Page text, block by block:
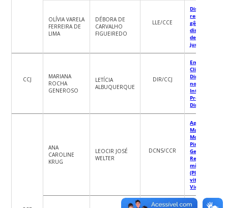
OLÍVIA VARELA
FERREIRA DE
LIMA
DÉBORA DE
CARVALHO
FIGUEIREDO
LLE/CCE
Discurso
gênero II:
discursiva
de decisões
judiciais do
CCJ
MARIANA
ROCHA
GENEROSO
LETÍCIA
ALBUQUERQUE
DIR/CCJ
Emergência
Climática e
Direitos
nos Sistemas
Internacionais
Proteção aos
Direitos
ANA
CAROLINE
KRUG
LEOCIR JOSÉ
WELTER
DCNS/CCR
Aplicação de
Marcadores
Moleculares
Piramidação
Genes de
Resistência ao
míldio
(Plasmopara
viticola) da
Videira
Uso de